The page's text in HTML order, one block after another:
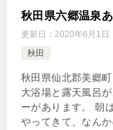
秋田県六郷温泉
更新日： 2020年6月1日
秋田
秋田県仙北郡美郷
大浴場と露天風呂
ーがあります。 朝
やってきて、なん